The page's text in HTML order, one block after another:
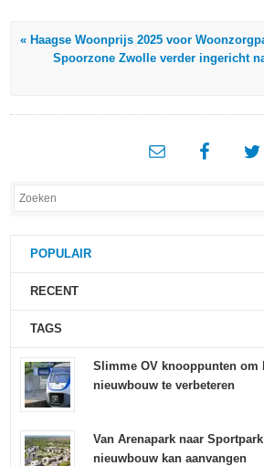
« Haagse Woonprijs 2025 voor
Spoorzone Zwolle verder ingericht
POPULAIR
RECENT
TAGS
Slimme OV knooppunten om
nieuwbouw te verbeteren
Van Arenapark naar
nieuwbouw kan aanvangen